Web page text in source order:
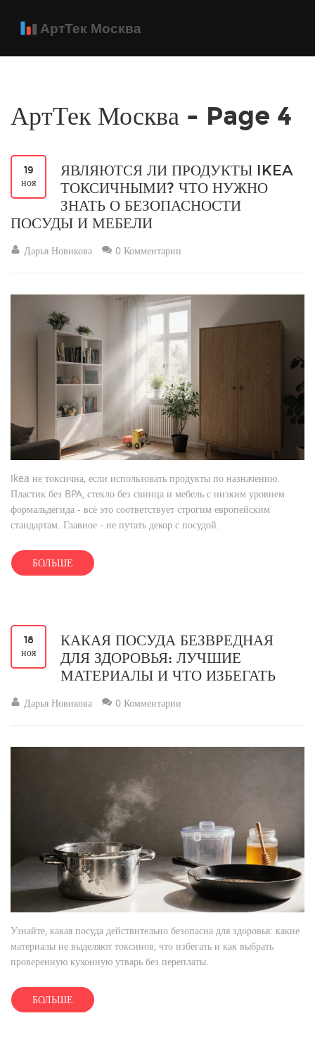
АртТек Москва - Page 4
19
ноя
ЯВЛЯЮТСЯ ЛИ ПРОДУКТЫ IKEA
ТОКСИЧНЫМИ? ЧТО НУЖНО
ЗНАТЬ О БЕЗОПАСНОСТИ
ПОСУДЫ И МЕБЕЛИ
Дарья Новикова 0 Комментарии
Ikea не токсична, если использовать продукты по назначению.
Пластик без BPA, стекло без свинца и мебель с низким уровнем
формальдегида - всё это соответствует строгим европейским
стандартам. Главное - не путать декор с посудой.
БОЛЬШЕ
18
ноя
КАКАЯ ПОСУДА БЕЗВРЕДНАЯ
ДЛЯ ЗДОРОВЬЯ: ЛУЧШИЕ
МАТЕРИАЛЫ И ЧТО ИЗБЕГАТЬ
Дарья Новикова 0 Комментарии
Узнайте, какая посуда действительно безопасна для здоровья: какие
материалы не выделяют токсинов, что избегать и как выбрать
проверенную кухонную утварь без переплаты.
БОЛЬШЕ